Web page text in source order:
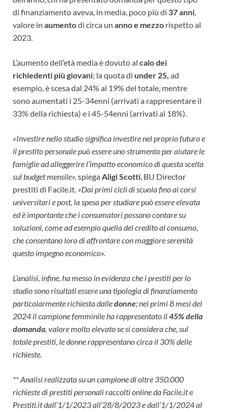
di finanziamento aveva, in media, poco più di 37 anni,
valore in aumentodi circa un anno e mezzo rispetto al
2023.
L’aumento dell’età media è dovuto al calo dei
richiedenti più giovani; la quota di under 25, ad
esempio, è scesa dal 24% al 19% del totale, mentre
sono aumentati i 25-34enni (arrivati a rappresentare il
33% della richiesta) e i 45-54enni (arrivati al 18%).
«Investire nello studio significa investire nel proprio futuro e
il prestito personale può essere uno strumento per aiutare le
famiglie ad alleggerire l’impatto economico di questa scelta
sul budget mensile», spiegaAligi Scotti, BU Director
prestiti di Facile.it. «Dai primi cicli di scuola fino ai corsi
universitari e post, la spesa per studiare può essere elevata
ed è importante che i consumatori possano contare su
soluzioni, come ad esempio quella del credito al consumo,
che consentano loro di affrontare con maggiore serenità
questo impegno economico».
L’analisi, infine, ha messo in evidenza che i prestiti per lo
studio sono risultati essere una tipologia di finanziamento
particolarmente richiesta dalledonne; nei primi 8 mesi del
2024 il campione femminile ha rappresentato il45% della
domanda, valore molto elevato se si considera che, sul
totale prestiti, le donne rappresentano circa il 30% delle
richieste.
** Analisi realizzata su un campione di oltre 350.000
richieste di prestiti personali raccolti online da Facile.it e
Prestiti.it dall’1/1/2023 all’28/8/2023 e dall’1/1/2024 al